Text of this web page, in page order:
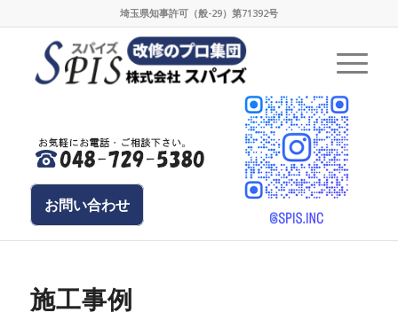
埼玉県知事許可（般-29）第71392号
お問い合わせ
施工事例